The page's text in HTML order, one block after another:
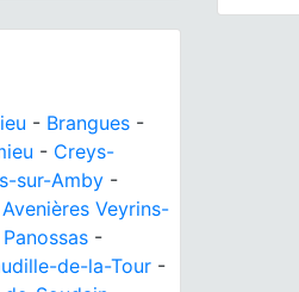
- Brangues -
- Creys-
sur-Amby -
Veyrins-
Panossas -
de-la-Tour -